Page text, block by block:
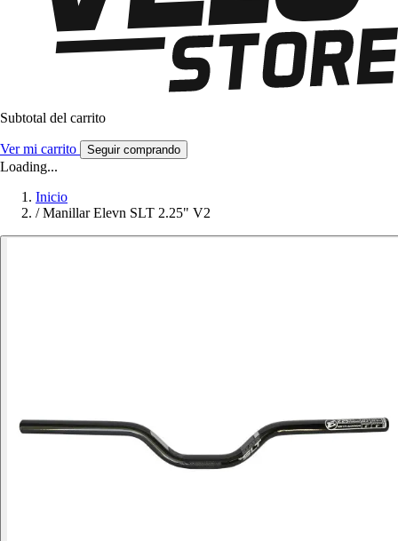
Subtotal del carrito
Ver mi carrito Seguir comprando
Loading...
Inicio
/ Manillar Elevn SLT 2.25" V2